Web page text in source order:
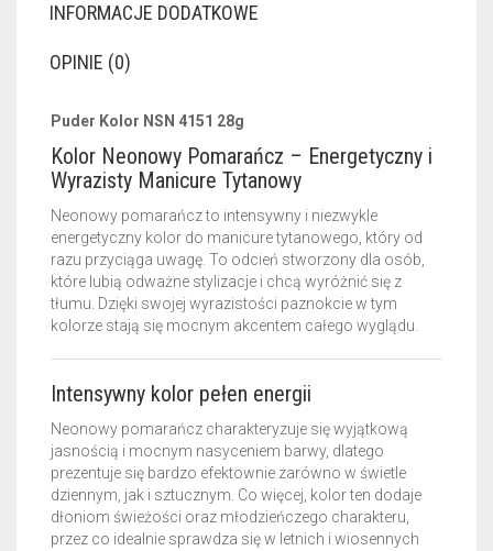
INFORMACJE DODATKOWE
OPINIE (0)
Puder Kolor NSN 4151 28g
Kolor Neonowy Pomarańcz – Energetyczny i
Wyrazisty Manicure Tytanowy
Neonowy pomarańcz to intensywny i niezwykle
energetyczny kolor do manicure tytanowego, który od
razu przyciąga uwagę. To odcień stworzony dla osób,
które lubią odważne stylizacje i chcą wyróżnić się z
tłumu. Dzięki swojej wyrazistości paznokcie w tym
kolorze stają się mocnym akcentem całego wyglądu.
Intensywny kolor pełen energii
Neonowy pomarańcz charakteryzuje się wyjątkową
jasnością i mocnym nasyceniem barwy, dlatego
prezentuje się bardzo efektownie zarówno w świetle
dziennym, jak i sztucznym. Co więcej, kolor ten dodaje
dłoniom świeżości oraz młodzieńczego charakteru,
przez co idealnie sprawdza się w letnich i wiosennych